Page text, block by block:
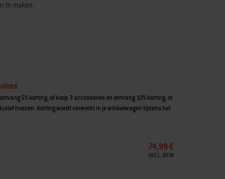
te maken.
5% korting, of koop 3 accessoires en ontvang 10% korting, in
hoezen. Korting wordt verwerkt in je winkelwagen tijdens het
74,99 €
INCL. BTW